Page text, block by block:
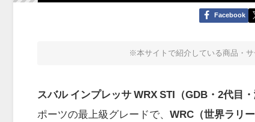
Facebook
※本サイトで紹介している商品・サ
スバル インプレッサ WRX STI（GDB・2代目・
ポーツの最上級グレードで、 WRC（世界ラリ